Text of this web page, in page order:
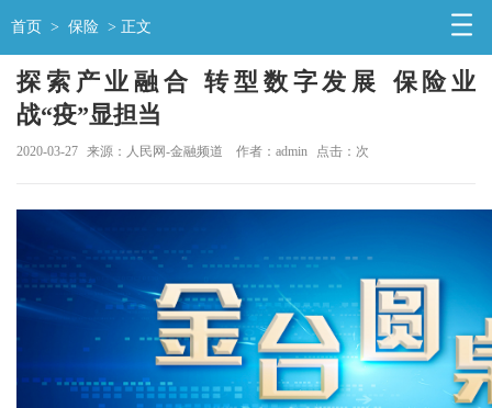
首页 > 保险 > 正文
探索产业融合 转型数字发展 保险业
战“疫”显担当
2020-03-27 来源：人民网-金融频道 作者：admin 点击： 次